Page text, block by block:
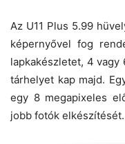
Az U11 Plus 5.99
képernyővel fog
lapkakészletet, 4 vagy
tárhelyet kap majd.
egy 8 megapixeles
jobb fotók elkészítését.